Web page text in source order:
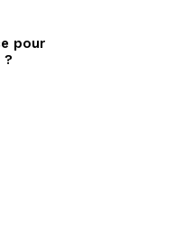
pour
?